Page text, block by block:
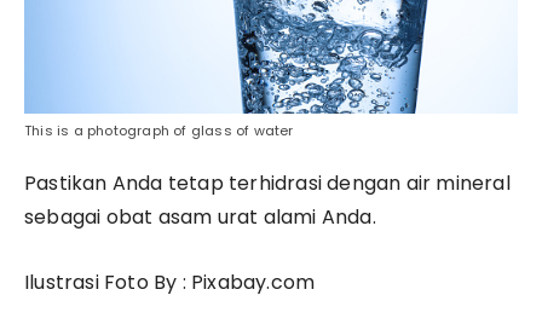
This is a photograph of glass of water
Pastikan Anda tetap terhidrasi dengan air mineral
sebagai obat asam urat alami Anda.
Ilustrasi Foto By : Pixabay.com